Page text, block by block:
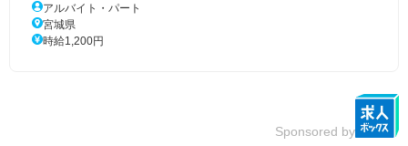
アルバイト・パート
宮城県
時給1,200円
Sponsored by